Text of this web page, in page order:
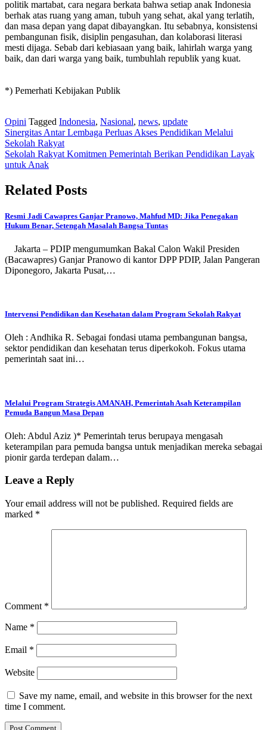
politik martabat, cara negara berkata bahwa setiap anak Indonesia
berhak atas ruang yang aman, tubuh yang sehat, akal yang terlatih,
dan masa depan yang dapat dibayangkan. Itu sebabnya, konsistensi
pembangunan fisik, disiplin pengasuhan, dan kolaborasi literasi
mesti dijaga. Sebab dari kebiasaan yang baik, lahirlah warga yang
baik, dan dari warga yang baik, tumbuhlah republik yang kuat.
*) Pemerhati Kebijakan Publik
Opini Tagged Indonesia, Nasional, news, update
Post
navigation
Sinergitas Antar Lembaga Perluas Akses Pendidikan Melalui
Sekolah Rakyat
Sekolah Rakyat Komitmen Pemerintah Berikan Pendidikan Layak
untuk Anak
Related Posts
Resmi Jadi Cawapres Ganjar Pranowo, Mahfud MD: Jika Penegakan
Hukum Benar, Setengah Masalah Bangsa Tuntas
Jakarta – PDIP mengumumkan Bakal Calon Wakil Presiden
(Bacawapres) Ganjar Pranowo di kantor DPP PDIP, Jalan Pangeran
Diponegoro, Jakarta Pusat,…
Intervensi Pendidikan dan Kesehatan dalam Program Sekolah Rakyat
Oleh : Andhika R. Sebagai fondasi utama pembangunan bangsa,
sektor pendidikan dan kesehatan terus diperkokoh. Fokus utama
pemerintah saat ini…
Melalui Program Strategis AMANAH, Pemerintah Asah Keterampilan
Pemuda Bangun Masa Depan
Oleh: Abdul Aziz )* Pemerintah terus berupaya mengasah
keterampilan para pemuda bangsa untuk menjadikan mereka sebagai
pionir garda terdepan dalam…
Leave a Reply
Your email address will not be published. Required fields are
marked *
Comment *
Name *
Email *
Website
Save my name, email, and website in this browser for the next
time I comment.